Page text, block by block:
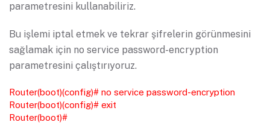
parametresini kullanabiliriz.
Bu işlemi iptal etmek ve tekrar şifrelerin görünmesini
sağlamak için no service password-encryption
parametresini çalıştırıyoruz.
Router(boot)(config)# no service password-encryption
Router(boot)(config)# exit
Router(boot)#